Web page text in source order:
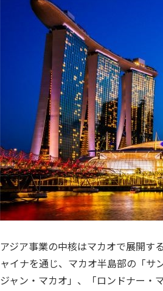
アジア事業の中核はマカオで展開す
ャイナを通じ、マカオ半島部の「サ
ジャン・マカオ」、「ロンドナー・